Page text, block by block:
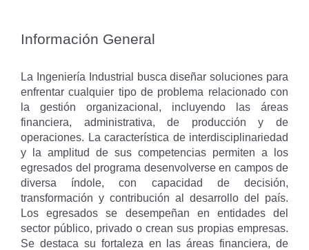
Información General
La Ingeniería Industrial busca diseñar soluciones para
enfrentar cualquier tipo de problema relacionado con
la gestión organizacional, incluyendo las áreas
financiera, administrativa, de producción y de
operaciones. La característica de interdisciplinariedad
y la amplitud de sus competencias permiten a los
egresados del programa desenvolverse en campos de
diversa índole, con capacidad de decisión,
transformación y contribución al desarrollo del país.
Los egresados se desempeñan en entidades del
sector público, privado o crean sus propias empresas.
Se destaca su fortaleza en las áreas financiera, de